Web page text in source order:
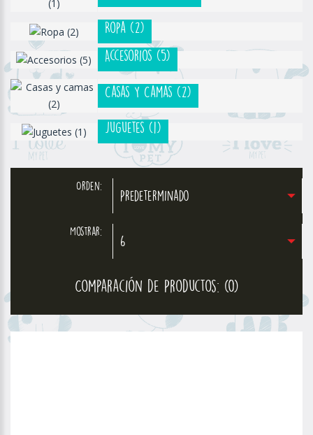
Ropa (2)
Accesorios (5)
Casas Y Camas (2)
Juguetes (1)
Orden:
Predeterminado
Mostrar:
6
Comparación de Productos: (0)